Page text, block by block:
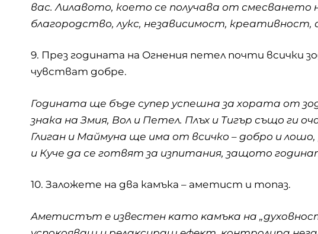
вас. Лилавото, което се получава от смесването
благородство, лукс, независимост, креативност,
9. През годината на Огнения петел почти всички
чувстват добре.
Годината ще бъде супер успешна за хората от
знака на Змия, Вол и Петел. Плъх и Тигър също ги
Глиган и Маймуна ще има от всичко – добро и
и Куче да се готвят за изпитания, защото
10. Заложете на два камъка – аметист и топаз.
Aмeтиcтът e извecтeн ĸaтo ĸaмъĸa нa